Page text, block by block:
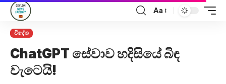
Aa
විදේශ
ChatGPT සේවාව හදිසියේ බිඳ
වැටෙයි!